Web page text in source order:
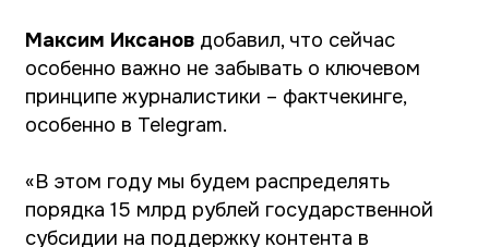
всего хочется. На конкурс могут податься
российские юридические лица и
индивидуальные предприниматели. Очень
многие хотят производить социально
значимый контент, запрос на позитивный
генеральный директор АНО «Институт
развития интернета»Алексей
Гореславский.